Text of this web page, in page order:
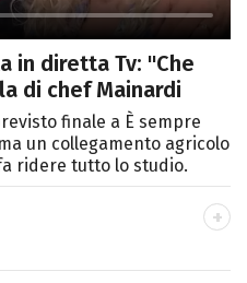
in diretta Tv: "Che
di chef Mainardi
finale a È sempre
un collegamento agricolo
ridere tutto lo studio.